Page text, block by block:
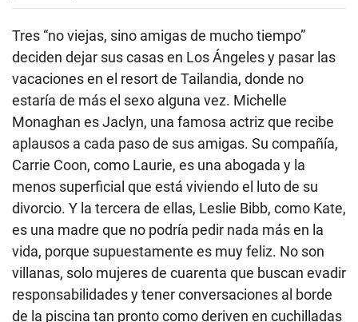
Tres “no viejas, sino amigas de mucho tiempo”
deciden dejar sus casas en Los Ángeles y pasar las
vacaciones en el resort de Tailandia, donde no
estaría de más el sexo alguna vez. Michelle
Monaghan es Jaclyn, una famosa actriz que recibe
aplausos a cada paso de sus amigas. Su compañía,
Carrie Coon, como Laurie, es una abogada y la
menos superficial que está viviendo el luto de su
divorcio. Y la tercera de ellas, Leslie Bibb, como Kate,
es una madre que no podría pedir nada más en la
vida, porque supuestamente es muy feliz. No son
villanas, solo mujeres de cuarenta que buscan evadir
responsabilidades y tener conversaciones al borde
de la piscina tan pronto como deriven en cuchilladas